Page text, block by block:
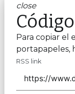
close
Para copiar el
portapapeles,
RSS link